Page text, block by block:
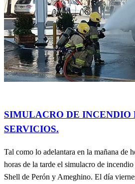
SIMULACRO DE INCENDIO
SERVICIOS.
Tal como lo adelantara en la mañana de
horas de la tarde el simulacro de
Shell de Perón y Ameghino. El día